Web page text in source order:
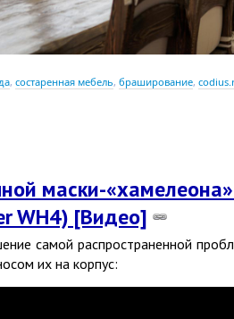
, состаренная мебель, браширование,
маски-
WH4) [Видео]
самой распространенной
их на корпус: